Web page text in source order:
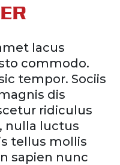
lacus
commodo.
tempor. Sociis
dis
ridiculus
nulla luctus
tellus mollis
sapien nunc